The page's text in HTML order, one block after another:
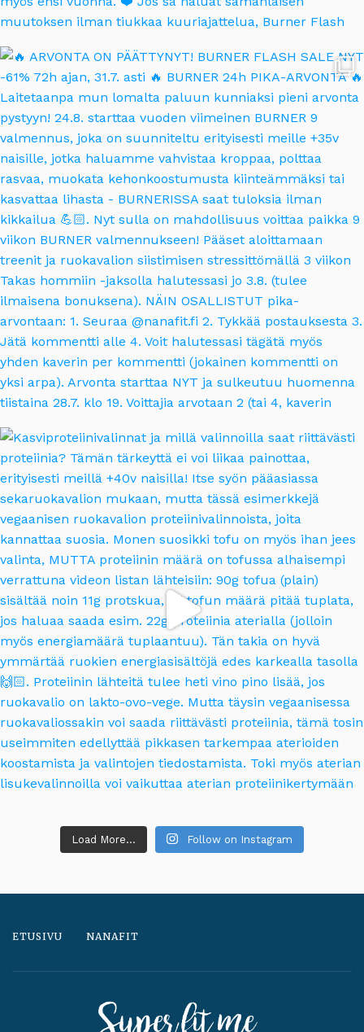
Load More... Follow on Instagram
ETUSIVU NANAFIT